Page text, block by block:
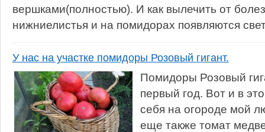
вершками(полностью). И как вылечить от
нижниелистья и на помидорах появляются
У нас на участке помидоры Розовый гигант.
Помидоры Розовый
первый год. Вот и в
себя на огороде мой
еще также томат